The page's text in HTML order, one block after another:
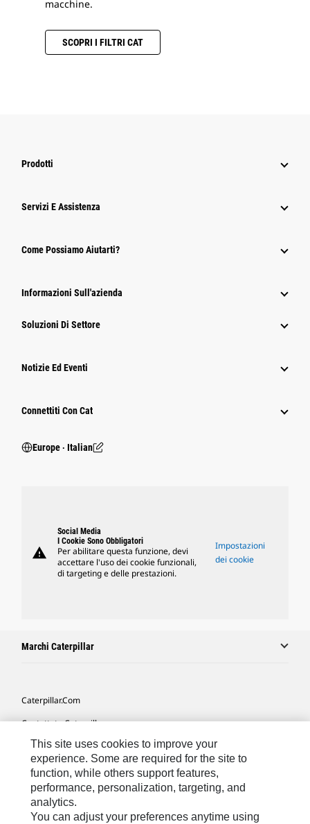
macchine.
SCOPRI I FILTRI CAT
Prodotti
Servizi E Assistenza
Come Possiamo Aiutarti?
Informazioni Sull'azienda
Soluzioni Di Settore
Notizie Ed Eventi
Connettiti Con Cat
Europe ‧ Italian
warning
Social Media
I Cookie Sono Obbligatori
Per abilitare questa funzione, devi
accettare l'uso dei cookie funzionali,
di targeting e delle prestazioni.
Impostazioni
dei cookie
Marchi Caterpillar
Caterpillar.com
Contattate Caterpillar
Le Mie Preferenze Di Marketing
Mappa Del Sito
Cookie Settings
Informazioni Legali
This site uses cookies to improve your
experience. Some are required for the site to
function, while others support features,
performance, personalization, targeting, and
analytics.
You can adjust your preferences anytime using